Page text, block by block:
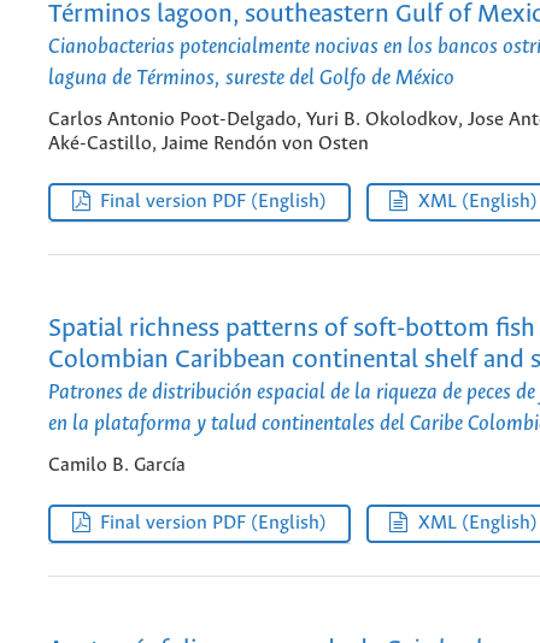
Términos lagoon, southeastern Gulf of
Cianobacterias potencialmente nocivas en los bancos
laguna de Términos, sureste del Golfo de México
Carlos Antonio Poot-Delgado, Yuri B. Okolodkov, Jose
Aké-Castillo, Jaime Rendón von Osten
Final version PDF (English) XML (English)
Spatial richness patterns of soft-bottom
Colombian Caribbean continental shelf and
Patrones de distribución espacial de la riqueza de peces
en la plataforma y talud continentales del Caribe
Camilo B. García
Final version PDF (English) XML (English)